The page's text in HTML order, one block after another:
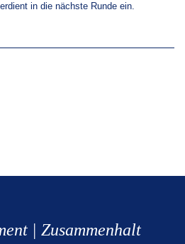
in die nächste Runde ein.
| Zusammenhalt